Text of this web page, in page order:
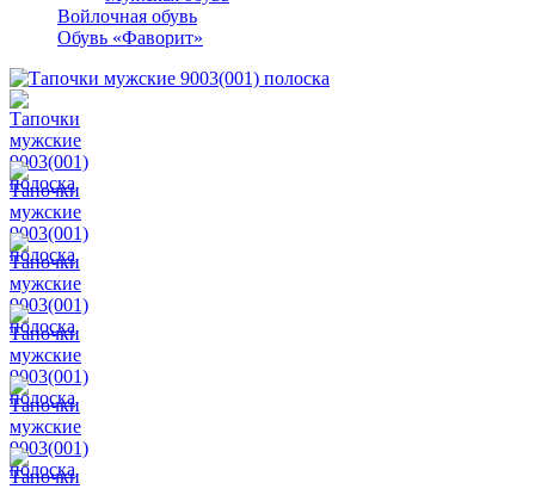
Войлочная обувь
Обувь «Фаворит»